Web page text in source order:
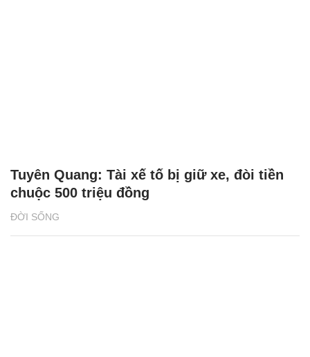
ĐỜI SỐNG
Tuyên Quang: Tài xế tố bị giữ xe, đòi tiền
chuộc 500 triệu đồng